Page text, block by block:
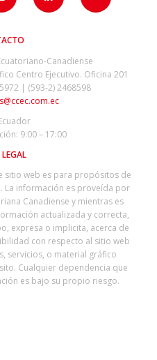
Canadiense
Centro Ejecutivo. Oficina 201
| (593-2) 2468598
9:00 – 17:00
sitio web es para propósitos de
La información es proveída por
Canadiense y mientras es
actualizada y correcta,
expresa o implicita, acerca de
con respecto al sitio web
servicios, o material gráfico
Cualquier dependencia que
es bajo su propio riesgo.